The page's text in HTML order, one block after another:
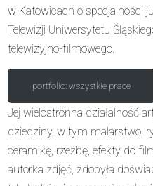
w Katowicach o specjalności
Telewizji Uniwersytetu
telewizyjno-filmowego.
portfolio: wszystkie prace
Jej wielostronna działalność
dziedziny, w tym malarstwo,
ceramikę, rzeźbę, efekty do
autorka zdjęć, zdobyła